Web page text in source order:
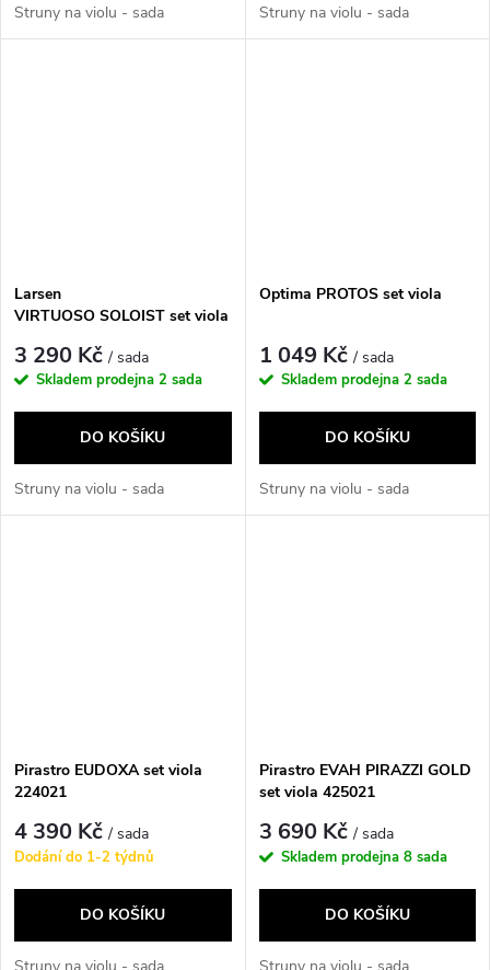
Struny na violu - sada Struny na violu - sada
Larsen
VIRTUOSO SOLOIST set viola
3 290 Kč/ sada
Skladem prodejna 2 sada
DO KOŠÍKU
Struny na violu - sada
Optima PROTOS set viola
1 049 Kč/ sada
Skladem prodejna 2 sada
DO KOŠÍKU
Struny na violu - sada
Pirastro EUDOXA set viola
224021
4 390 Kč/ sada
Dodání do 1-2 týdnů
DO KOŠÍKU
Pirastro EVAH PIRAZZI GOLD
set viola 425021
3 690 Kč/ sada
Skladem prodejna 8 sada
DO KOŠÍKU